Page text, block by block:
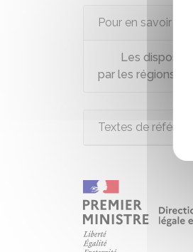
Pour en savoir plus
Les
par les régions
Textes de